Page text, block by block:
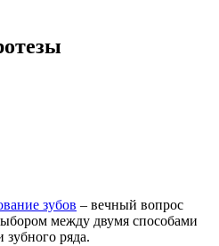
зубов – вечный вопрос
между двумя способами
зубного ряда.